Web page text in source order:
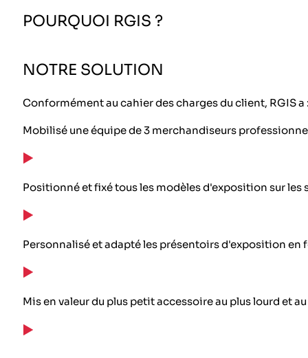
POURQUOI RGIS ?
NOTRE SOLUTION
Conformément au cahier des charges du client, RGIS a
Mobilisé une équipe de 3 merchandiseurs
Positionné et fixé tous les modèles d'exposition sur les
Personnalisé et adapté les présentoirs d'exposition
Mis en valeur du plus petit accessoire au plus lourd et